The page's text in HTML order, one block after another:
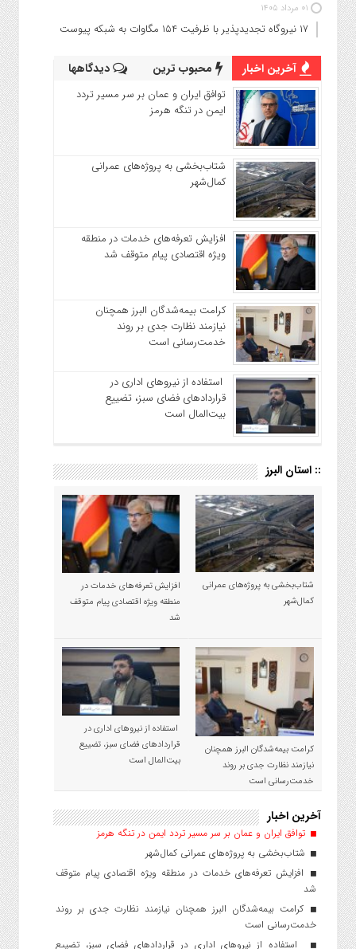
۰۱ مرداد ۱۴۰۵
۱۷ نیروگاه تجدیدپذیر با ظرفیت ۱۵۴ مگاوات به شبکه پیوست
آخرین اخبار محبوب ترین دیدگاهها
توافق ایران و عمان بر سر مسیر تردد
ایمن در تنگه هرمز
شتاب‌بخشی به پروژه‌های عمرانی
کمال‌شهر
افزایش تعرفه‌های خدمات در منطقه
ویژه اقتصادی پیام متوقف شد
کرامت بیمه‌شدگان البرز همچنان
نیازمند نظارت جدی بر روند
خدمت‌رسانی است
استفاده از نیروهای اداری در
قراردادهای فضای سبز، تضییع
بیت‌المال است
:: استان البرز
شتاب‌بخشی به پروژه‌های عمرانی
کمال‌شهر
افزایش تعرفه‌های خدمات در
منطقه ویژه اقتصادی پیام متوقف
شد
کرامت بیمه‌شدگان البرز همچنان
نیازمند نظارت جدی بر روند
خدمت‌رسانی است
استفاده از نیروهای اداری در
قراردادهای فضای سبز، تضییع
بیت‌المال است
آخرین اخبار
توافق ایران و عمان بر سر مسیر تردد ایمن در تنگه هرمز
شتاب‌بخشی به پروژه‌های عمرانی کمال‌شهر
افزایش تعرفه‌های خدمات در منطقه ویژه اقتصادی پیام متوقف
شد
کرامت بیمه‌شدگان البرز همچنان نیازمند نظارت جدی بر روند
خدمت‌رسانی است
استفاده از نیروهای اداری در قراردادهای فضای سبز، تضییع